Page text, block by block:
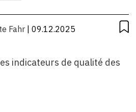
Fahr | 09.12.2025